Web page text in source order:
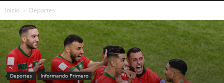
Inicio Deportes
Deportes Informando Primero